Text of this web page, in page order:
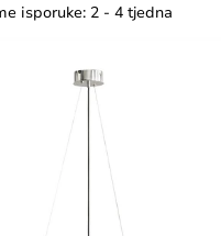
isporuke: 2 - 4 tjedna